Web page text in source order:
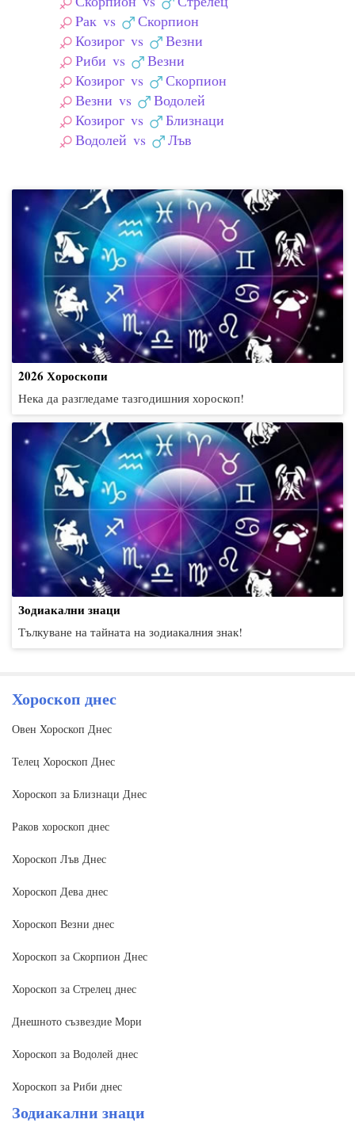
Pак vs
Скорпион
Козирог vs
Везни
Риби vs
Везни
Козирог vs
Скорпион
Везни vs
Водолей
Козирог vs
Близнаци
Водолей vs Лъв
2026 Хороскопи
Нека да разгледаме тазгодишния хороскоп!
Зодиакални знаци
Тълкуване на тайната на зодиакалния знак!
Хороскоп днес
Овен Хороскоп Днес
Телец Хороскоп Днес
Хороскоп за Близнаци Днес
Раков хороскоп днес
Хороскоп Лъв Днес
Хороскоп Дева днес
Хороскоп Везни днес
Хороскоп за Скорпион Днес
Хороскоп за Стрелец днес
Днешното съзвездие Мори
Хороскоп за Водолей днес
Хороскоп за Риби днес
Зодиакални знаци